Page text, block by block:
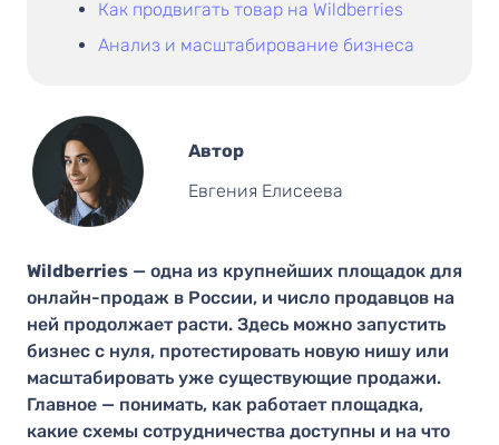
Как продвигать товар на Wildberries
Анализ и масштабирование бизнеса
Автор
Евгения Елисеева
Wildberries — одна из крупнейших площадок для
онлайн-продаж в России, и число продавцов на
ней продолжает расти. Здесь можно запустить
бизнес с нуля, протестировать новую нишу или
масштабировать уже существующие продажи.
Главное — понимать, как работает площадка,
какие схемы сотрудничества доступны и на что